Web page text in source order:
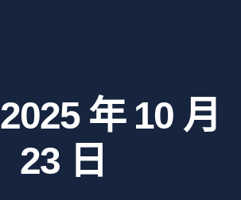
2025 年 10 月
23 日